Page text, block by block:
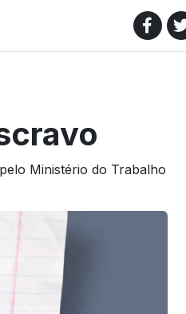
Ministério do Trabalho